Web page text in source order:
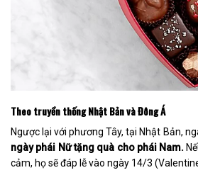
Theo truyền thống Nhật Bản và Đông Á
Ngược lại với phương Tây, tại Nhật Bản,
ngày phái Nữ tặng quà cho phái Nam.
cảm, họ sẽ đáp lễ vào ngày 14/3